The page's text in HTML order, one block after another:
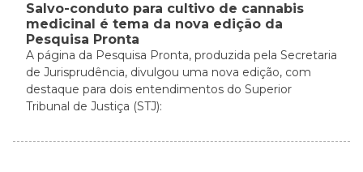
Salvo-conduto para cultivo de cannabis
medicinal é tema da nova edição da
Pesquisa Pronta
A página da Pesquisa Pronta, produzida pela Secretaria
de Jurisprudência, divulgou uma nova edição, com
destaque para dois entendimentos do Superior
Tribunal de Justiça (STJ):